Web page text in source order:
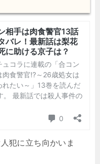
犯に立ち向かいま